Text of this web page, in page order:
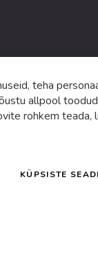
a
õigused kaitstud.
teha
allpool
rohkem teada,
KÜPSISTE